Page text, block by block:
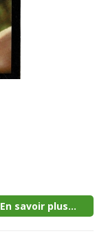
En savoir plus...